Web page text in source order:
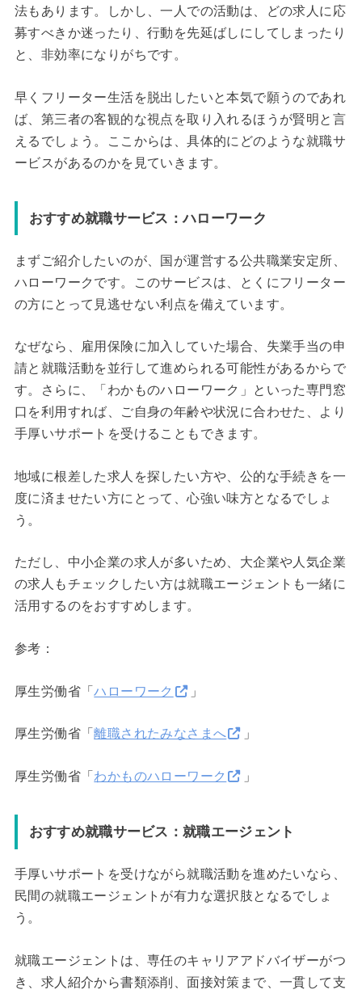
法もあります。しかし、一人での活動は、どの求人に応
募すべきか迷ったり、行動を先延ばしにしてしまったり
と、非効率になりがちです。
早くフリーター生活を脱出したいと本気で願うのであれ
ば、第三者の客観的な視点を取り入れるほうが賢明と言
えるでしょう。ここからは、具体的にどのような就職サ
ービスがあるのかを見ていきます。
おすすめ就職サービス：ハローワーク
まずご紹介したいのが、国が運営する公共職業安定所、
ハローワークです。このサービスは、とくにフリーター
の方にとって見逃せない利点を備えています。
なぜなら、雇用保険に加入していた場合、失業手当の申
請と就職活動を並行して進められる可能性があるからで
す。さらに、「わかものハローワーク」といった専門窓
口を利用すれば、ご自身の年齢や状況に合わせた、より
手厚いサポートを受けることもできます。
地域に根差した求人を探したい方や、公的な手続きを一
度に済ませたい方にとって、心強い味方となるでしょ
う。
ただし、中小企業の求人が多いため、大企業や人気企業
の求人もチェックしたい方は就職エージェントも一緒に
活用するのをおすすめします。
参考：
厚生労働省「ハローワーク 」
厚生労働省「離職されたみなさまへ 」
厚生労働省「 わかものハローワーク 」
おすすめ就職サービス：就職エージェント
手厚いサポートを受けながら就職活動を進めたいなら、
民間の就職エージェントが有力な選択肢となるでしょ
う。
就職エージェントは、専任のキャリアアドバイザーがつ
き、求人紹介から書類添削、面接対策まで、一貫して支